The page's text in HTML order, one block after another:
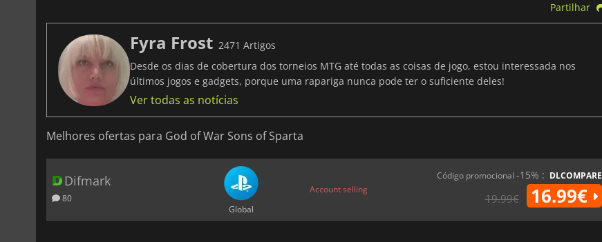
Partilhar
Fyra Frost 2471 Artigos
Desde os dias de cobertura dos torneios MTG até todas as coisas de jogo, estou interessada nos
últimos jogos e gadgets, porque uma rapariga nunca pode ter o suficiente deles!
Ver todas as notícias
Melhores ofertas para God of War Sons of Sparta
Difmark
80
Global
Account selling
Código promocional -15% : DLCOMPARE
19.99€ 16.99€